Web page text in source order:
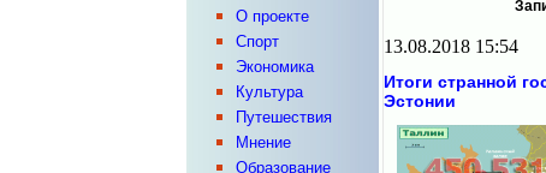
О проекте
Спорт
Экономика
Культура
Путешествия
Мнение
Образование
13.08.2018 15:54
Итоги странной
Эстонии